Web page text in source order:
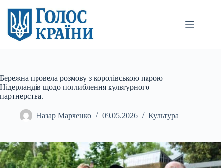
вмісту
Бережна провела розмову з королівською парою
Нідерландів щодо поглиблення культурного
партнерства.
Назар Марченко 09.05.2026 Культура